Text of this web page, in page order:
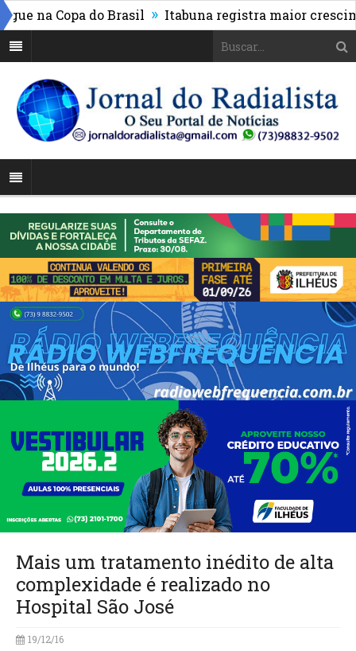
Copa do Brasil » Itabuna registra maior
Mais um tratamento inédito de alta
complexidade é realizado no
Hospital São José
19/12/16